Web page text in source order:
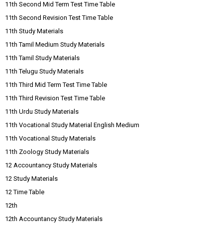
11th Second Mid Term Test Time Table
11th Second Revision Test Time Table
11th Study Materials
11th Tamil Medium Study Materials
11th Tamil Study Materials
11th Telugu Study Materials
11th Third Mid Term Test Time Table
11th Third Revision Test Time Table
11th Urdu Study Materials
11th Vocational Study Material English Medium
11th Vocational Study Materials
11th Zoology Study Materials
12 Accountancy Study Materials
12 Study Materials
12 Time Table
12th
12th Accountancy Study Materials